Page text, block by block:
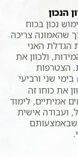
הנכון
נכון בכוח
שהאמונה צריכה
האני
ולכוון את
הצטרפות
בימי שני ורביעי
את כוחו זה
אמיתיים, לימוד
ועבודה אישית
שבאמצעותם